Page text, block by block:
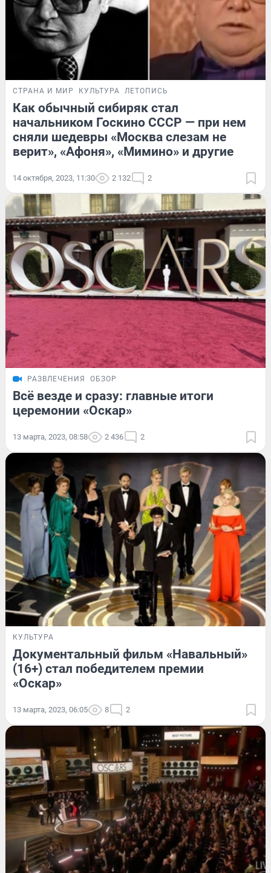
СТРАНА И МИР КУЛЬТУРА ЛЕТОПИСЬ
Как обычный сибиряк стал
начальником Госкино СССР — при нем
сняли шедевры «Москва слезам не
верит», «Афоня», «Мимино» и другие
14 октября, 2023, 11:30 2 132 2
РАЗВЛЕЧЕНИЯ ОБЗОР
Всё везде и сразу: главные итоги
церемонии «Оскар»
13 марта, 2023, 08:58 2 436 2
КУЛЬТУРА
Документальный фильм «Навальный»
(16+) стал победителем премии
«Оскар»
13 марта, 2023, 06:05 8 2